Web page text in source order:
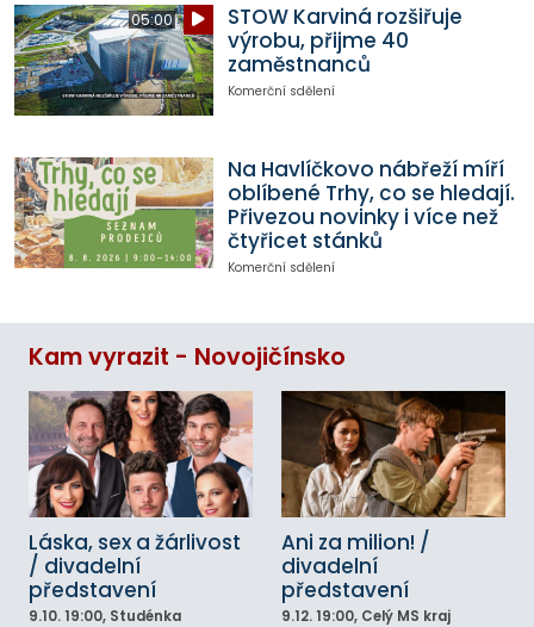
05:00
STOW Karviná rozšiřuje
výrobu, přijme 40
zaměstnanců
Komerční sdělení
Na Havlíčkovo nábřeží míří
oblíbené Trhy, co se hledají.
Přivezou novinky i více než
čtyřicet stánků
Komerční sdělení
Kam vyrazit - Novojičínsko
Láska, sex a žárlivost
/ divadelní
představení
9.10. 19:00, Studénka
Ani za milion! /
divadelní
představení
9.12. 19:00, Celý MS kraj